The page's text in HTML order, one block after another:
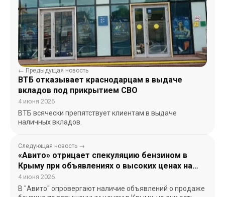
← Предыдущая новость
ВТБ отказывает краснодарцам в выдаче
вкладов под прикрытием СВО
4 июня 2026
ВТБ всячески препятствует клиентам в выдаче
наличных вкладов.
Следующая новость →
«Авито» отрицает спекуляцию бензином в
Крыму при объявлениях о высоких ценах на
платформе
4 июня 2026
В "Авито" опровергают наличие объявлений о продаже